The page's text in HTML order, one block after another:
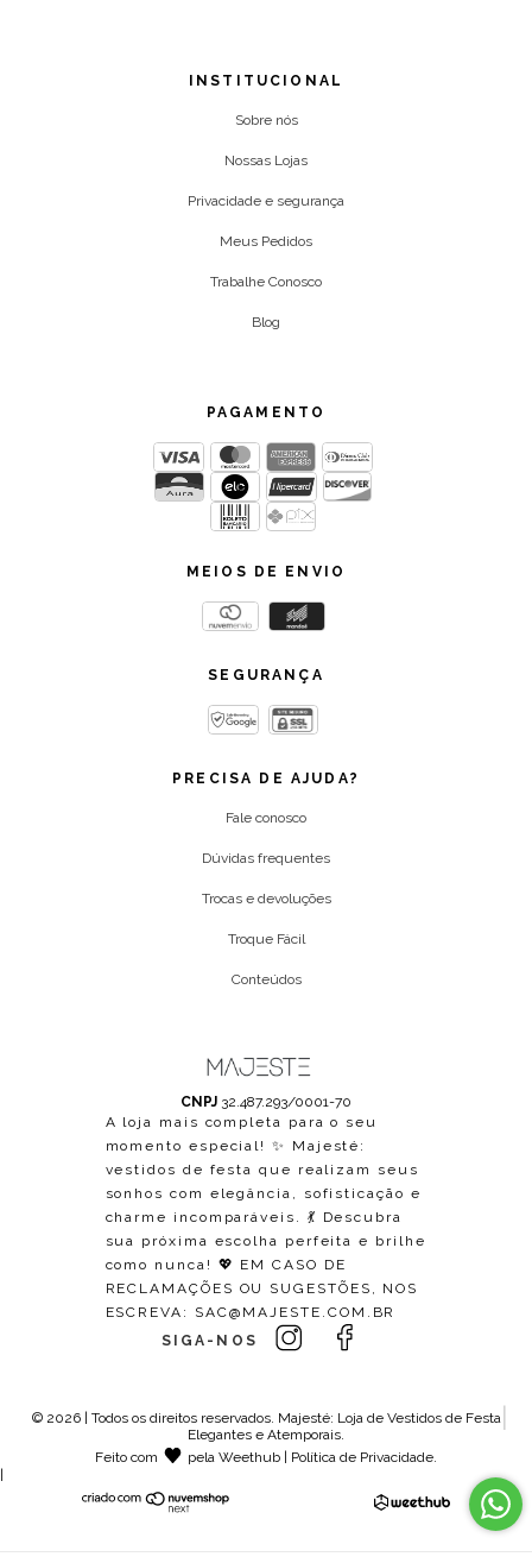
INSTITUCIONAL
Sobre nós
Nossas Lojas
Privacidade e segurança
Meus Pedidos
Trabalhe Conosco
Blog
PAGAMENTO
MEIOS DE ENVIO
SEGURANÇA
PRECISA DE AJUDA?
Fale conosco
Dúvidas frequentes
Trocas e devoluções
Troque Fácil
Conteúdos
CNPJ 32.487.293/0001-70
A loja mais completa para o seu
momento especial! ✨ Majesté:
vestidos de festa que realizam seus
sonhos com elegância, sofisticação e
charme incomparáveis. 💃 Descubra
sua próxima escolha perfeita e brilhe
como nunca! 💖 EM CASO DE
RECLAMAÇÕES OU SUGESTÕES, NOS
ESCREVA: SAC@MAJESTE.COM.BR
SIGA-NOS
© 2026 | Todos os direitos reservados. Majesté: Loja de Vestidos de Festa
Elegantes e Atemporais.
Feito com
pelaWeethub Política de Privacidade.
|